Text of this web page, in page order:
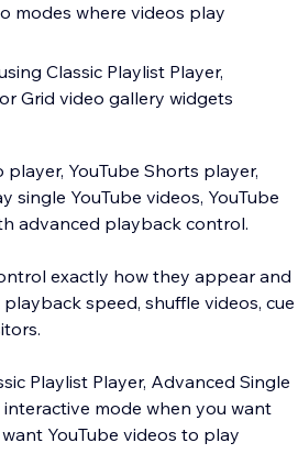
modes where videos play
Classic Playlist Player,
Grid video gallery widgets
YouTube Shorts player,
single YouTube videos, YouTube
advanced playback control.
exactly how they appear and
speed, shuffle videos, cue
Playlist Player, Advanced Single
interactive mode when you want
YouTube videos to play